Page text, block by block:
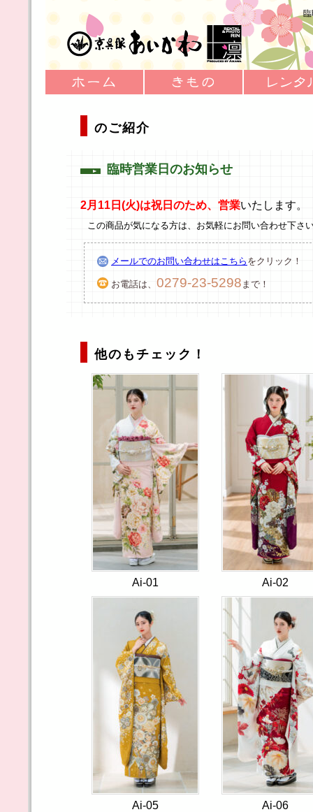
のご紹介
臨時営業日のお知らせ
2月11日(火)は祝日のため、営業いたします。
この商品が気になる方は、お気軽にお問い合わせ下さ
メールでのお問い合わせはこちら をクリック！
お電話は、 0279-23-5298 まで！
他のもチェック！
Ai-01 Ai-02
Ai-05 Ai-06